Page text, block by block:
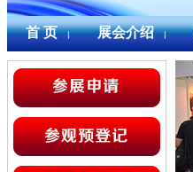
首 页 | 展会介绍 |